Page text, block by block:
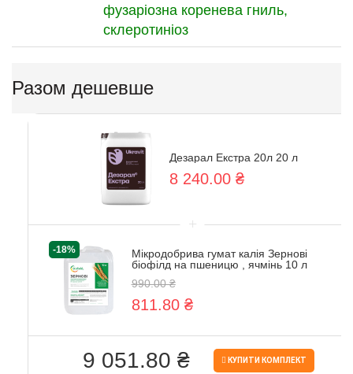
фузаріозна коренева гниль,
склеротиніоз
Разом дешевше
Дезарал Екстра 20л 20 л
8 240.00 ₴
+
-18%
Мікродобрива гумат калія Зернові
біофілд на пшеницю , ячмінь 10 л
990.00 ₴
811.80 ₴
9 051.80 ₴ КУПИТИ КОМПЛЕКТ